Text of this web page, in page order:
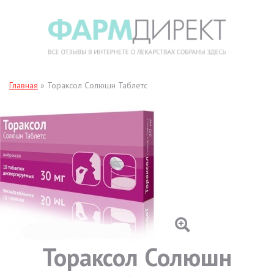
Главная » Тораксол Солюшн Таблетс
Тораксол Солюшн